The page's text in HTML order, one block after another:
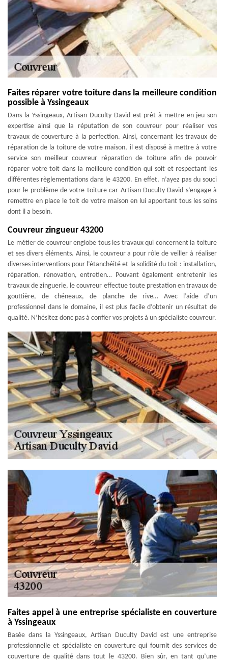
Faites réparer votre toiture dans la meilleure condition
possible à Yssingeaux
Dans la Yssingeaux, Artisan Duculty David est prêt à mettre en jeu son
expertise ainsi que la réputation de son couvreur pour réaliser vos
travaux de couverture à la perfection. Ainsi, concernant les travaux de
réparation de la toiture de votre maison, il est disposé à mettre à votre
service son meilleur couvreur réparation de toiture afin de pouvoir
réparer votre toit dans la meilleure condition qui soit et respectant les
différentes règlementations dans le 43200. En effet, n’ayez pas du souci
pour le problème de votre toiture car Artisan Duculty David s’engage à
remettre en place le toit de votre maison en lui apportant tous les soins
dont il a besoin.
Couvreur zingueur 43200
Le métier de couvreur englobe tous les travaux qui concernent la toiture
et ses divers éléments. Ainsi, le couvreur a pour rôle de veiller à réaliser
diverses interventions pour l’étanchéité et la solidité du toit : installation,
réparation, rénovation, entretien… Pouvant également entretenir les
travaux de zinguerie, le couvreur effectue toute prestation en travaux de
gouttière, de chéneaux, de planche de rive… Avec l’aide d’un
professionnel dans le domaine, il est plus facile d’obtenir un résultat de
qualité. N’hésitez donc pas à confier vos projets à un spécialiste couvreur.
Faites appel à une entreprise spécialiste en couverture
à Yssingeaux
Basée dans la Yssingeaux, Artisan Duculty David est une entreprise
professionnelle et spécialiste en couverture qui fournit des services de
couverture de qualité dans tout le 43200. Bien sûr, en tant qu’une